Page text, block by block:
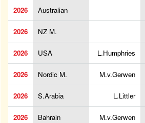
2026 Australian
2026 NZ M.
2026 USA L.Humphries
2026 Nordic M. M.v.Gerwen
2026 S.Arabia L.Littler
2026 Bahrain M.v.Gerwen